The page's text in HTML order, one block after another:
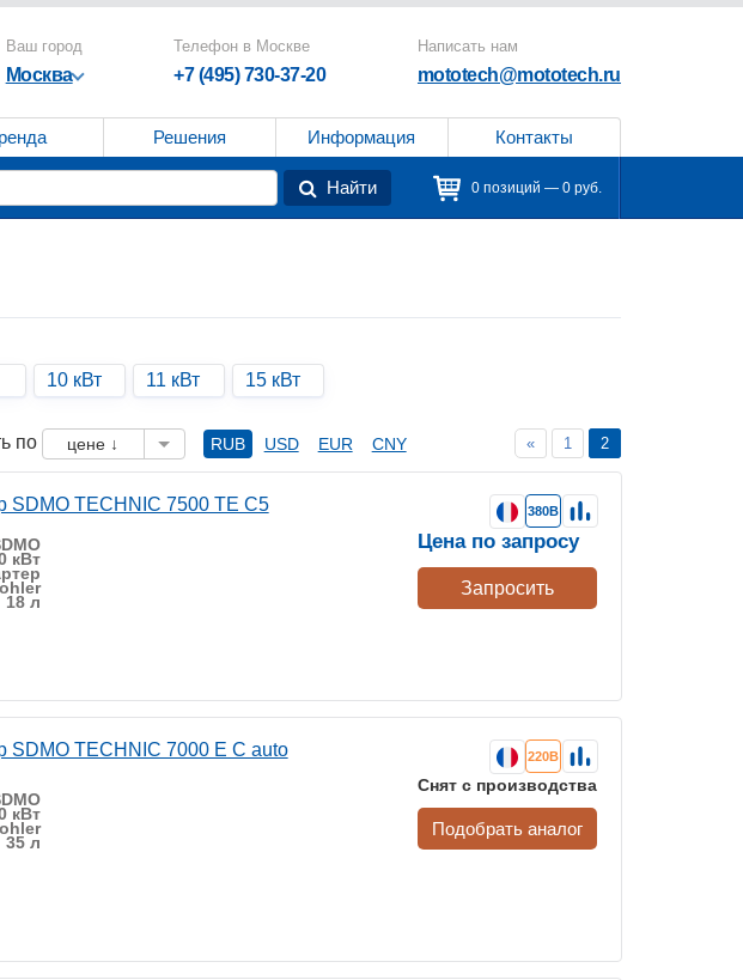
Ваш город
Москва
Телефон в Москве
+7 (495) 730-37-20
Написать нам
mototech@mototech.ru
Решения Информация Контакты
Найти 0 позиций — 0 руб.
10 кВт 11 кВт 15 кВт
по цене ↓ RUB USD EUR CNY « 1 2
SDMO TECHNIC 7500 TE C5
кВт
18 л
380В
Цена по запросу
Запросить
SDMO TECHNIC 7000 E C auto
кВт
35 л
220В
Снят с производства
Подобрать аналог